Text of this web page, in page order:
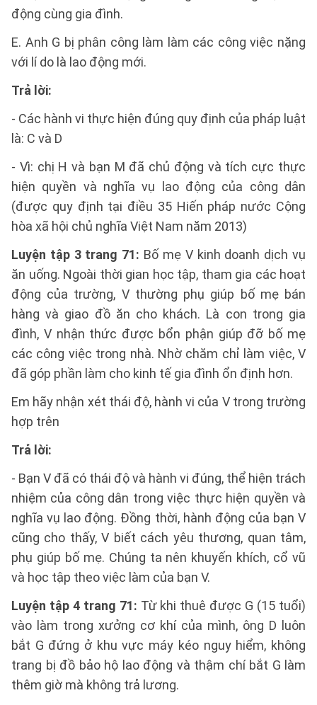
động cùng gia đình.
E. Anh G bị phân công làm làm các công việc nặng
với lí do là lao động mới.
Trả lời:
- Các hành vi thực hiện đúng quy định của pháp luật
là: C và D
- Vì: chị H và bạn M đã chủ động và tích cực thực
hiện quyền và nghĩa vụ lao động của công dân
(được quy định tại điều 35 Hiến pháp nước Cộng
hòa xã hội chủ nghĩa Việt Nam năm 2013)
Luyện tập 3 trang 71: Bố mẹ V kinh doanh dịch vụ
ăn uống. Ngoài thời gian học tập, tham gia các hoạt
động của trường, V thường phụ giúp bố mẹ bán
hàng và giao đồ ăn cho khách. Là con trong gia
đình, V nhận thức được bổn phận giúp đỡ bố mẹ
các công việc trong nhà. Nhờ chăm chỉ làm việc, V
đã góp phần làm cho kinh tế gia đình ổn định hơn.
Em hãy nhận xét thái độ, hành vi của V trong trường
hợp trên
Trả lời:
- Bạn V đã có thái độ và hành vi đúng, thể hiện trách
nhiệm của công dân trong việc thực hiện quyền và
nghĩa vụ lao động. Đồng thời, hành động của bạn V
cũng cho thấy, V biết cách yêu thương, quan tâm,
phụ giúp bố mẹ. Chúng ta nên khuyến khích, cổ vũ
và học tập theo việc làm của bạn V.
Luyện tập 4 trang 71: Từ khi thuê được G (15 tuổi)
vào làm trong xưởng cơ khí của mình, ông D luôn
bắt G đứng ở khu vực máy kéo nguy hiểm, không
trang bị đồ bảo hộ lao động và thậm chí bắt G làm
thêm giờ mà không trả lương.